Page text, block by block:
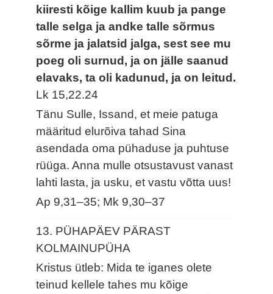
kiiresti kõige kallim kuub ja pange
talle selga ja andke talle sõrmus
sõrme ja jalatsid jalga, sest see mu
poeg oli surnud, ja on jälle saanud
elavaks, ta oli kadunud, ja on leitud.
Lk 15,22.24
Tänu Sulle, Issand, et meie patuga
määritud elurõiva tahad Sina
asendada oma pühaduse ja puhtuse
rüüga. Anna mulle otsustavust vanast
lahti lasta, ja usku, et vastu võtta uus!
Ap 9,31–35; Mk 9,30–37
13. PÜHAPÄEV PÄRAST
KOLMAINUPÜHA
Kristus ütleb: Mida te iganes olete
teinud kellele tahes mu kõige